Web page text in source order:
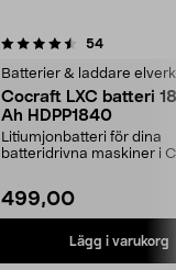
54recensioner
Batterier & laddare
Cocraft LXC batteri
Ah HDPP1840
Litiumjonbatteri för dina
batteridrivna maskiner i
499,00
Lägg i varukorg
4.5av 5 stjärnor